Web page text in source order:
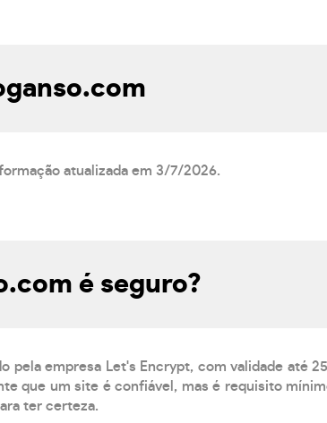
atualizada em 3/7/2026.
é seguro?
pela empresa Let's Encrypt, com validade até
que um site é confiável, mas é requisito
ter certeza.